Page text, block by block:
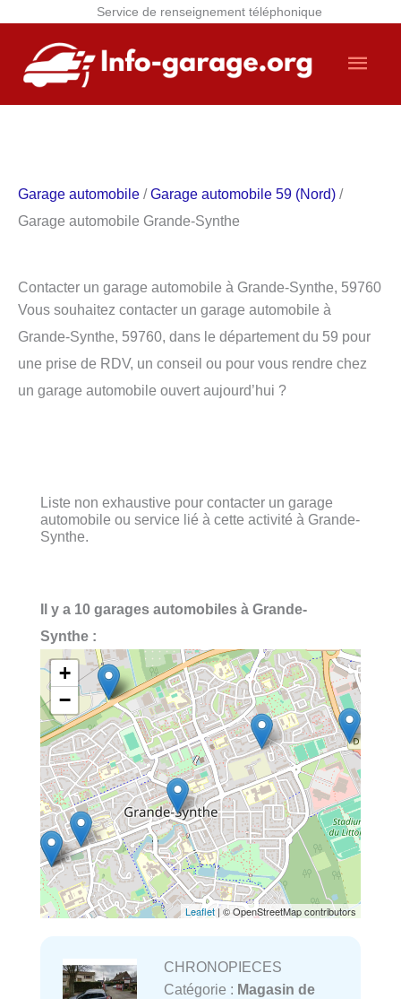
Service de renseignement téléphonique
contenu
Garage automobile /Garage automobile 59 (Nord) /
Garage automobile Grande-Synthe
Contacter un garage automobile à Grande-Synthe, 59760
Vous souhaitez contacter un garage automobile à
Grande-Synthe, 59760, dans le département du 59 pour
une prise de RDV, un conseil ou pour vous rendre chez
un garage automobile ouvert aujourd’hui ?
Liste non exhaustive pour contacter un garage
automobile ou service lié à cette activité à Grande-
Synthe.
Il y a 10 garages automobiles à Grande-
Synthe :
+
−
Leaflet| © OpenStreetMap contributors
CHRONOPIECES
Catégorie : Magasin de